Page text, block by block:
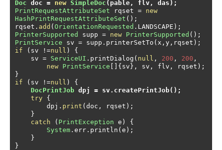
Doc doc = new SimpleDoc ( pable , flv , das );
PrintRequestAttributeSet rqset = new
HashPrintRequestAttributeSet ();
rqset . add ( OrientationRequested . LANDSCAPE );
PrinterSupported
supp = new PrinterSupported ();
PrintService sv = supp . printerSetTo ( x , y , rqset );
if
( sv !=null )
{
    sv
= ServiceUI . printDialog ( null , 200 , 200 ,
new PrintService []{ sv }, sv , flv , rqset );
}
if
( sv !=null )
{
DocPrintJob dpj = sv. createPrintJob();
try
{
        dpj
. print ( doc , rqset );
}
catch
( PrintException e )
{
System . err . println ( e );
}
}